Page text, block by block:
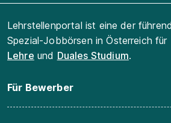
Lehrstellenportal ist eine der
Spezial-Jobbörsen in Österreich für
Lehre und Duales Studium.
Für Bewerber